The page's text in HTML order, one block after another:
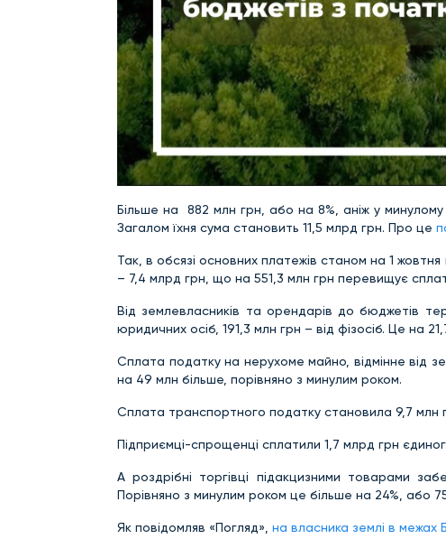
Більше на 882 млн грн, або на 8%, аніж у минулому
Загалом їхня сума становить 11,5 млрд грн. Про це
Так, в обсязі основних платежів станом на 1
– 7,4 млрд грн, що на 551,3 млн грн перевищує
Від землевласників та орендарів до бюджетів
юридичних осіб, 191,3 млн грн – від фізосіб. Це на
Сплата податку на нерухоме майно, відмінне від
на 49 млн більше, порівняно з минулим роком.
Сплата транспортного податку становила 9,7 млн
Підприємці-спрощенці сплатили 1,7 млрд грн
А роздрібні торгівці підакцизними товарами
Порівняно з минулим роком це більше на 24%, або
Як повідомляв «Погляд», на власника землі в межах